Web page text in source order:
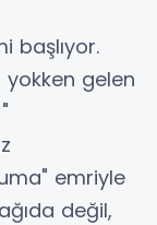
başlıyor.
gelen
emriyle
değil,